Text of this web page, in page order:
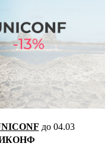
до 04.03